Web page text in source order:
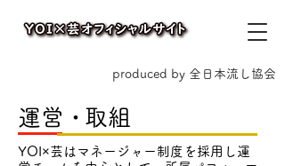
produced by 全日本流し協会
運営 ・ 取組
YOI×芸はマネージャー制度を採用し運